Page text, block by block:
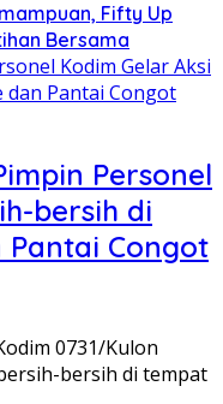
Fifty Up
Bersama
Personel
bersih di
Congot
0731/Kulon
bersih di tempat